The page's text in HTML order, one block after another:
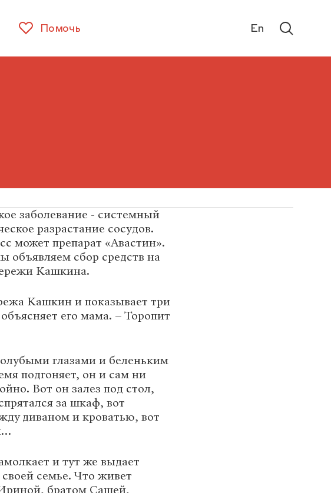
Помочь En
заболевание - системный
разрастание сосудов.
может препарат «Авастин».
объявляем сбор средств на
Кашкина.
Кашкин и показывает три
его мама. – Торопит
глазами и беленьким
подгоняет, он и сам ни
Вот он залез под стол,
за шкаф, вот
диваном и кроватью, вот
и тут же выдает
семье. Что живет
братом Сашей,